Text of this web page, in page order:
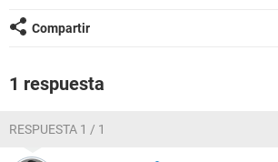
GLOSARIO
Compartir
1 respuesta
RESPUESTA 1 / 1